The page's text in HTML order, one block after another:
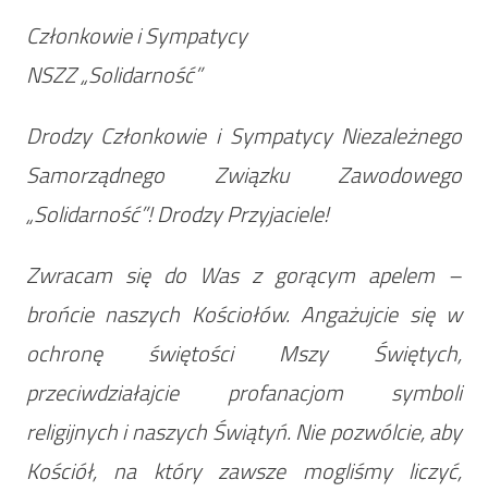
Członkowie i Sympatycy
NSZZ „Solidarność”
Drodzy Członkowie i Sympatycy Niezależnego
Samorządnego Związku Zawodowego
„Solidarność”! Drodzy Przyjaciele!
Zwracam się do Was z gorącym apelem –
brońcie naszych Kościołów. Angażujcie się w
ochronę świętości Mszy Świętych,
przeciwdziałajcie profanacjom symboli
religijnych i naszych Świątyń. Nie pozwólcie, aby
Kościół, na który zawsze mogliśmy liczyć,